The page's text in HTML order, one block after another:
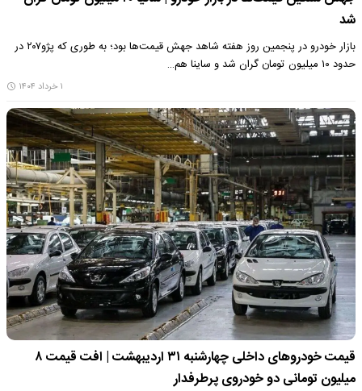
شد
بازار خودرو در پنجمین روز هفته شاهد جهش قیمت‌ها بود؛ به طوری که پژو۲۰۷ در
حدود ۱۰ میلیون تومان گران شد و ساینا هم…
۱ خرداد ۱۴۰۴
قیمت خودروهای داخلی چهارشنبه ۳۱ اردیبهشت | افت قیمت ۸
میلیون تومانی دو خودروی پرطرفدار